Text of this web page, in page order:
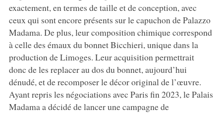
exactement, en termes de taille et de conception, avec
ceux qui sont encore présents sur le capuchon de Palazzo
Madama. De plus, leur composition chimique correspond
à celle des émaux du bonnet Bicchieri, unique dans la
production de Limoges. Leur acquisition permettrait
donc de les replacer au dos du bonnet, aujourd’hui
dénudé, et de recomposer le décor original de l’œuvre.
Ayant repris les négociations avec Paris fin 2023, le Palais
Madama a décidé de lancer une campagne de